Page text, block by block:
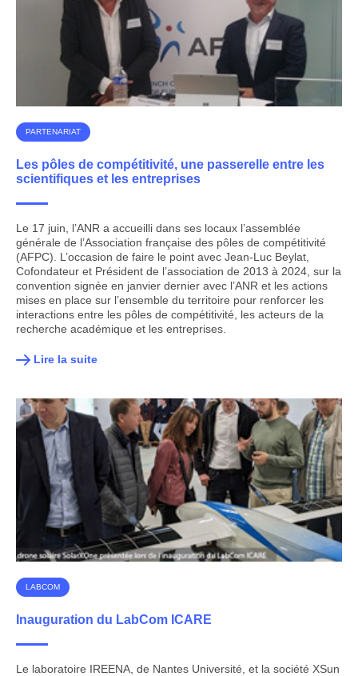
PARTENARIAT
Les pôles de compétitivité, une passerelle entre les
scientifiques et les entreprises
Le 17 juin, l’ANR a accueilli dans ses locaux l’assemblée
générale de l’Association française des pôles de compétitivité
(AFPC). L’occasion de faire le point avec Jean-Luc Beylat,
Cofondateur et Président de l’association de 2013 à 2024, sur la
convention signée en janvier dernier avec l’ANR et les actions
mises en place sur l’ensemble du territoire pour renforcer les
interactions entre les pôles de compétitivité, les acteurs de la
recherche académique et les entreprises.
Lire la suite
LABCOM
Inauguration du LabCom ICARE
Le laboratoire IREENA, de Nantes Université, et la société XSun